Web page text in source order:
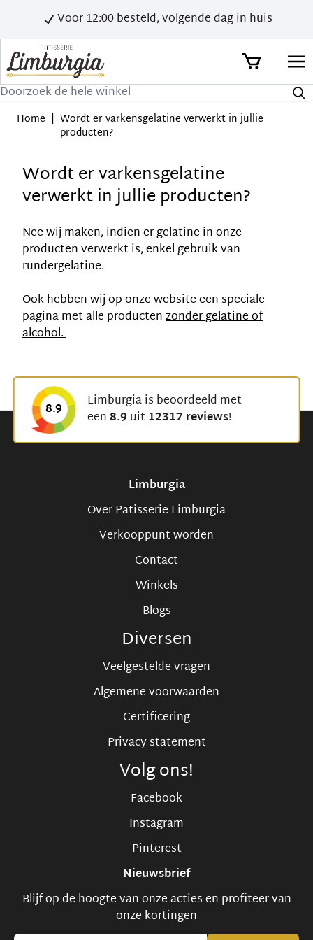
Voor 12:00 besteld, volgende dag in huis
Zoek
Home | Wordt er varkensgelatine verwerkt in jullie
producten?
Wordt er varkensgelatine
verwerkt in jullie producten?
Nee wij maken, indien er gelatine in onze
producten verwerkt is, enkel gebruik van
rundergelatine.
Ook hebben wij op onze website een speciale
pagina met alle productenzonder gelatine of
alcohol.
8.9
Limburgia is beoordeeld met
een8.9 uit12317 reviews!
Limburgia
Over Patisserie Limburgia
Verkooppunt worden
Contact
Winkels
Blogs
Diversen
Veelgestelde vragen
Algemene voorwaarden
Certificering
Privacy statement
Volg ons!
Facebook
Instagram
Pinterest
Nieuwsbrief
Blijf op de hoogte van onze acties en profiteer van
onze kortingen